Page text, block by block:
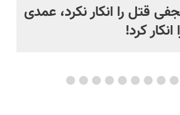
قتل را انکار نکرد، عمدی
کرد!